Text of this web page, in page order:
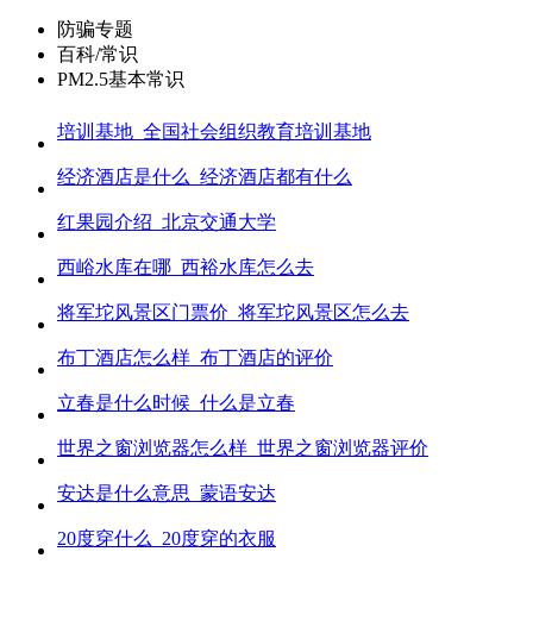
防骗专题
百科/常识
PM2.5基本常识
培训基地_全国社会组织教育培训基地
经济酒店是什么_经济酒店都有什么
红果园介绍_北京交通大学
西峪水库在哪_西裕水库怎么去
将军坨风景区门票价_将军坨风景区怎么去
布丁酒店怎么样_布丁酒店的评价
立春是什么时候_什么是立春
世界之窗浏览器怎么样_世界之窗浏览器评价
安达是什么意思_蒙语安达
20度穿什么_20度穿的衣服